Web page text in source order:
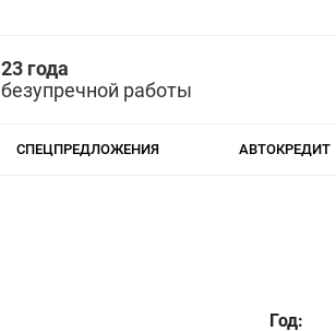
23 года
безупречной работы
СПЕЦПРЕДЛОЖЕНИЯ АВТОКРЕДИТ
Год: